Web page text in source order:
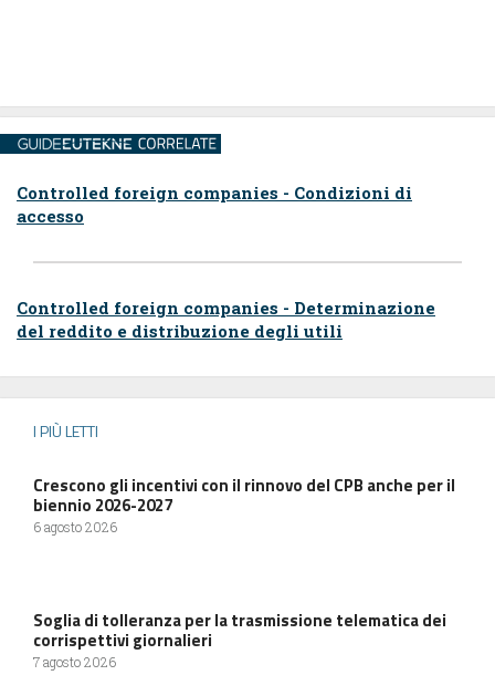
Controlled foreign companies - Condizioni di
accesso
Controlled foreign companies - Determinazione
del reddito e distribuzione degli utili
I PIÙ LETTI
Crescono gli incentivi con il rinnovo del CPB anche per il
biennio 2026-2027
6 agosto 2026
Soglia di tolleranza per la trasmissione telematica dei
corrispettivi giornalieri
7 agosto 2026